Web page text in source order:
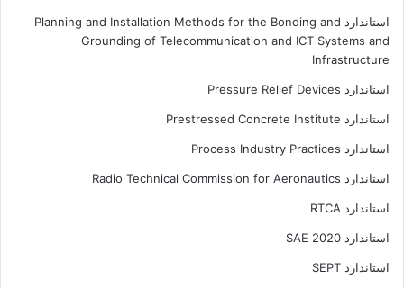
استاندارد Planning and Installation Methods for the Bonding and
Grounding of Telecommunication and ICT Systems and
Infrastructure
استاندارد Pressure Relief Devices
استاندارد Prestressed Concrete Institute
استاندارد Process Industry Practices
استاندارد Radio Technical Commission for Aeronautics
استاندارد RTCA
استاندارد SAE 2020
استاندارد SEPT